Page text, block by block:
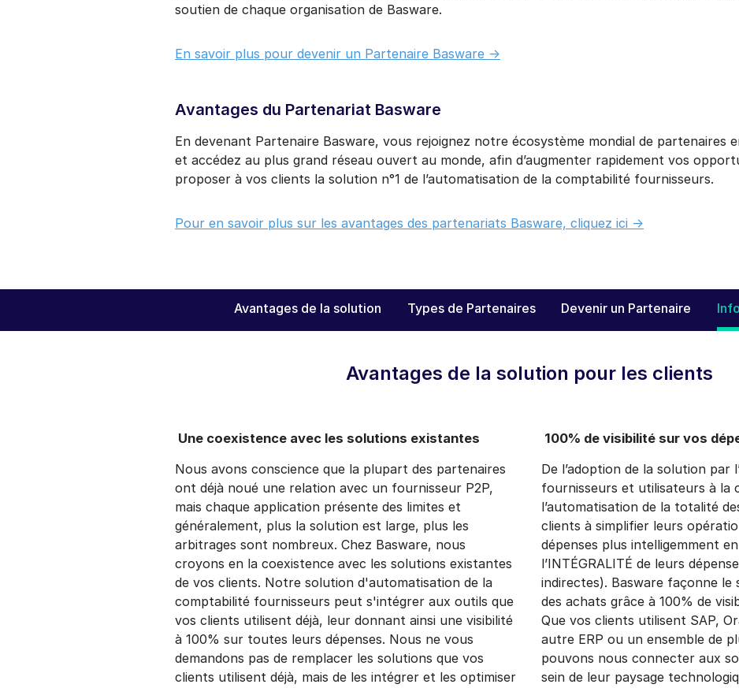
soutien de chaque organisation de Basware.
En savoir plus pour devenir un Partenaire Basware ->
Avantages du Partenariat Basware
En devenant Partenaire Basware, vous rejoignez notre écosystème mondial de partenaires
et accédez au plus grand réseau ouvert au monde, afin d’augmenter rapidement vos
proposer à vos clients la solution n°1 de l’automatisation de la comptabilité fournisseurs.
Pour en savoir plus sur les avantages des partenariats Basware, cliquez ici ->
Avantages de la solution Types de Partenaires Devenir un Partenaire
Avantages de la solution pour les clients
Une coexistence avec les solutions existantes
Nous avons conscience que la plupart des partenaires
ont déjà noué une relation avec un fournisseur P2P,
mais chaque application présente des limites et
généralement, plus la solution est large, plus les
arbitrages sont nombreux. Chez Basware, nous
croyons en la coexistence avec les solutions existantes
de vos clients. Notre solution d'automatisation de la
comptabilité fournisseurs peut s'intégrer aux outils que
vos clients utilisent déjà, leur donnant ainsi une visibilité
à 100% sur toutes leurs dépenses. Nous ne vous
demandons pas de remplacer les solutions que vos
clients utilisent déjà, mais de les intégrer et les optimiser
100% de visibilité sur vos
De l’adoption de la solution par
fournisseurs et utilisateurs à la
l’automatisation de la totalité
clients à simplifier leurs
dépenses plus intelligemment
l’INTÉGRALITÉ de leurs
indirectes). Basware façonne
des achats grâce à 100% de
Que vos clients utilisent SAP,
autre ERP ou un ensemble de
pouvons nous connecter aux
sein de leur paysage